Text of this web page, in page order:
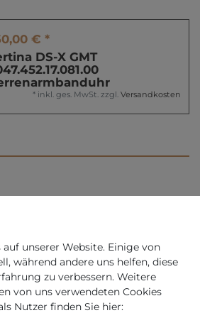
€ *
DS-X GMT
* inkl. ges. MwSt. zzgl. Versandkosten
SICH FÜR UNSEREN
zu Angeboten, Rabatten und
und Schmuckteilen.
unserer Website. Einige von
während andere uns helfen, diese
zu verbessern. Weitere
von uns verwendeten Cookies
Nutzer finden Sie hier: